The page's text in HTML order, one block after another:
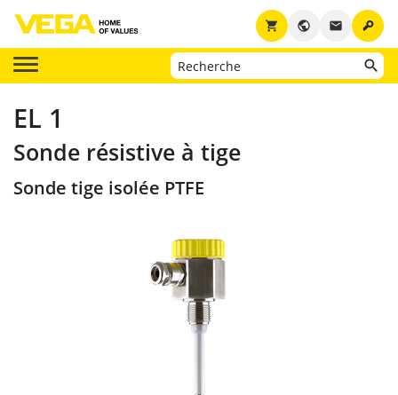
key
email
public
shopping_cart
EL 1
Sonde résistive à tige
Sonde tige isolée PTFE